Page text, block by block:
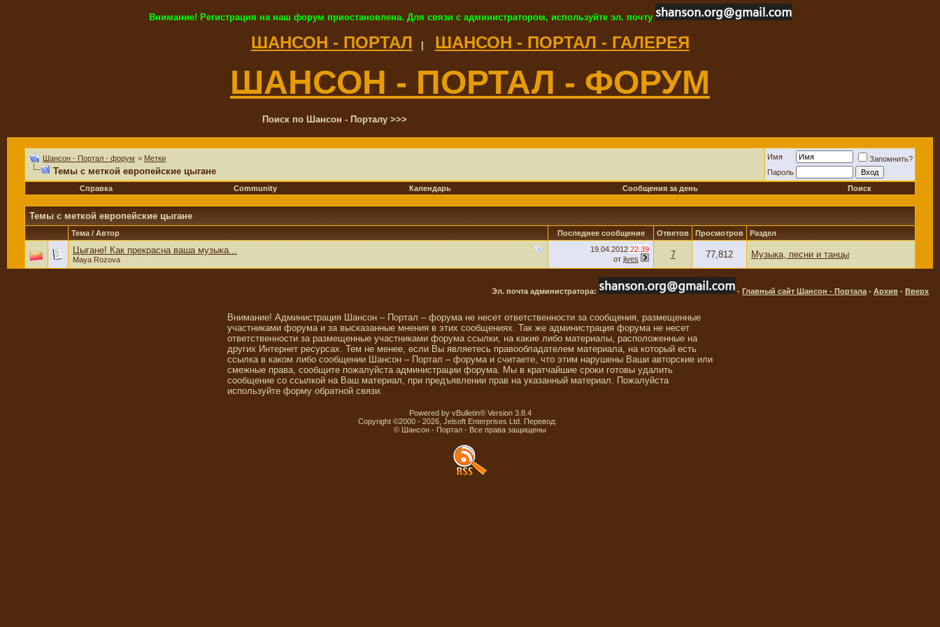
Внимание! Регистрация на наш форум приостановлена. Для связи с администратором, используйте эл. почту
ШАНСОН - ПОРТАЛ ШАНСОН - ПОРТАЛ - ГАЛЕРЕЯ
ШАНСОН - ПОРТАЛ - ФОРУМ
Поиск по Шансон - Порталу >>>
Шансон - Портал - форум > Метки
Темы с меткой европейские цыгане
Имя
Запомнить?
Пароль
Справка
Community Календарь Сообщения за день Поиск
Темы с меткой европейские цыгане
Тема / Автор Последнее сообщение Ответов Просмотров Раздел
Цыгане! Как прекрасна ваша музыка...
Maya Rozova
19.04.2012 22:39
от jives 7 77,812 Музыка, песни и танцы
Эл. почта администратора: - Главный сайт Шансон - Портала - Архив - Вверх
Внимание! Администрация Шансон – Портал – форума не несет ответственности за сообщения, размещенные
участниками форума и за высказанные мнения в этих сообщениях. Так же администрация форума не несет
ответственности за размещенные участниками форума ссылки, на какие либо материалы, расположенные на
других Интернет ресурсах. Тем не менее, если Вы являетесь правообладателем материала, на который есть
ссылка в каком либо сообщении Шансон – Портал – форума и считаете, что этим нарушены Ваши авторские или
смежные права, сообщите пожалуйста администрации форума. Мы в кратчайшие сроки готовы удалить
сообщение со ссылкой на Ваш материал, при предъявлении прав на указанный материал. Пожалуйста
используйте форму обратной связи.
Powered by vBulletin® Version 3.8.4
Copyright ©2000 - 2026, Jelsoft Enterprises Ltd. Перевод:
© Шансон - Портал - Все права защищены